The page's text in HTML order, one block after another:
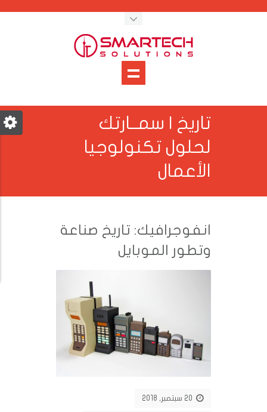
تاريخ | سمــارتك
لحلول تكنولوجيا
الأعمال
انفوجرافيك: تاريخ صناعة
وتطور الموبايل